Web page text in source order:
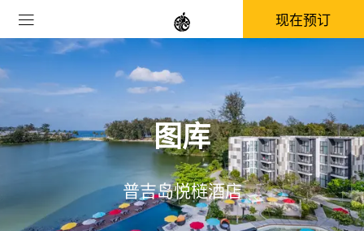
现在预订
图库
普吉岛悦梿酒店